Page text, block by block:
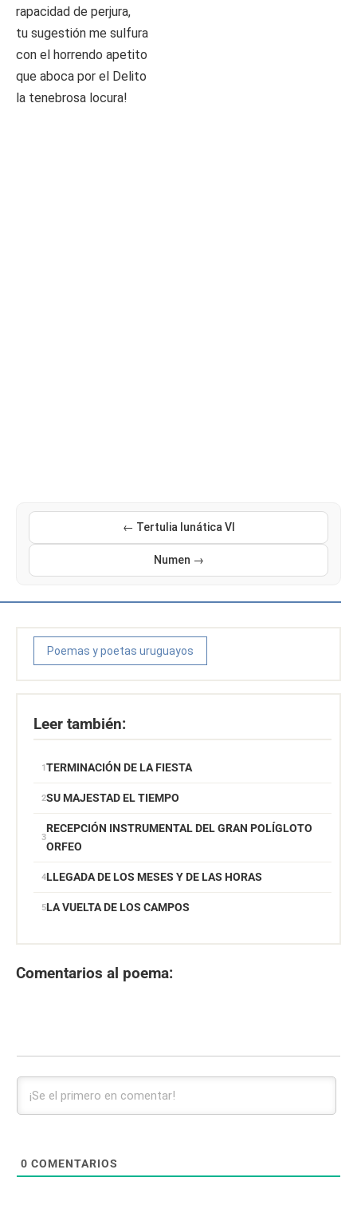
rapacidad de perjura,
tu sugestión me sulfura
con el horrendo apetito
que aboca por el Delito
la tenebrosa locura!
← Tertulia lunática VI
Numen →
Poemas y poetas uruguayos
Leer también:
TERMINACIÓN DE LA FIESTA
SU MAJESTAD EL TIEMPO
RECEPCIÓN INSTRUMENTAL DEL GRAN POLÍGLOTO
ORFEO
LLEGADA DE LOS MESES Y DE LAS HORAS
LA VUELTA DE LOS CAMPOS
Comentarios al poema:
0 COMENTARIOS